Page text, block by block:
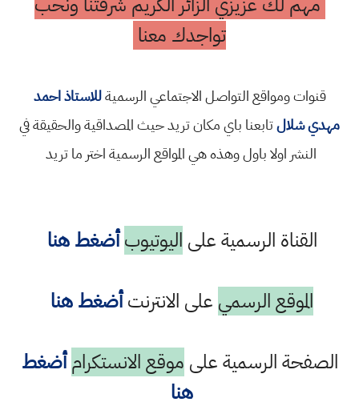
تواجدك معنا
قنوات ومواقع التواصل الاجتماعي الرسميةللاستاذ احمد
مهدي شلالتابعنا باي مكان تريد حيث المصداقية والحقيقة في
النشر اولا باول وهذه هي المواقع الرسمية اختر ما تريد
القناة الرسمية على اليوتيوب أضغط هنا
الموقع الرسمي على الانترنتأضغط هنا
الصفحة الرسمية على موقع الانستكرام أضغط
هنا